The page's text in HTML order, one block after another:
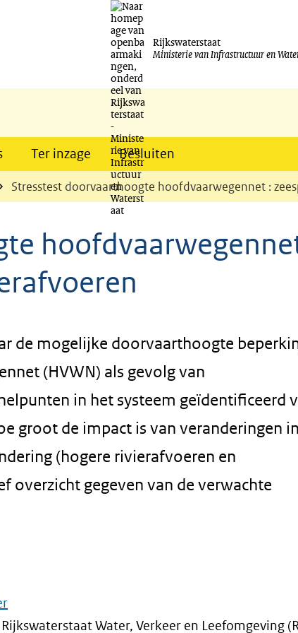
Ga
naar
inhoud
Rijkswaterstaat
Ministerie van Infrastructuur en
Ter inzage Besluiten
Stresstest doorvaarthoogte hoofdvaarwegennet :
de mogelijke doorvaarthoogte
(HVWN) als gevolg van
in het systeem geïdentificeerd
groot de impact is van veranderingen in
(hogere rivierafvoeren en
overzicht gegeven van de verwachte
Water, Verkeer en Leefomgeving